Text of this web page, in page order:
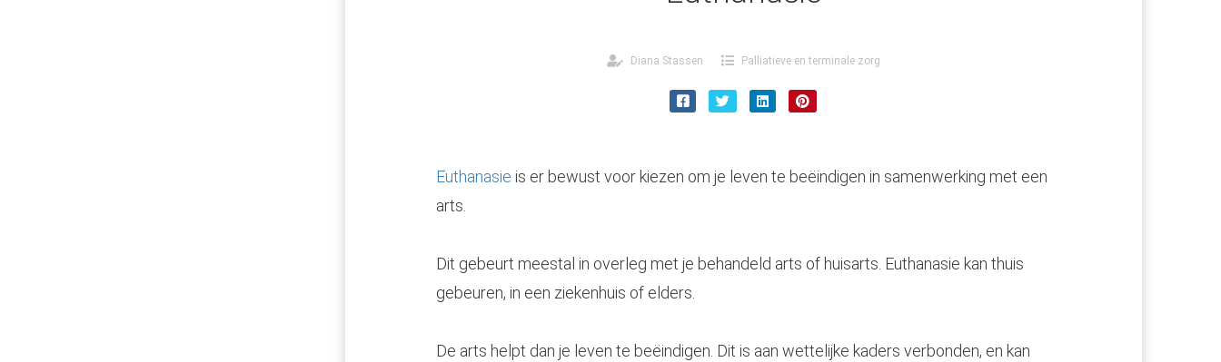
Diana Stassen Palliatieve en terminale zorg
Euthanasie is er bewust voor kiezen om je leven te beëindigen in samenwerking met een
arts.
Dit gebeurt meestal in overleg met je behandeld arts of huisarts. Euthanasie kan thuis
gebeuren, in een ziekenhuis of elders.
De arts helpt dan je leven te beëindigen. Dit is aan wettelijke kaders verbonden, en kan